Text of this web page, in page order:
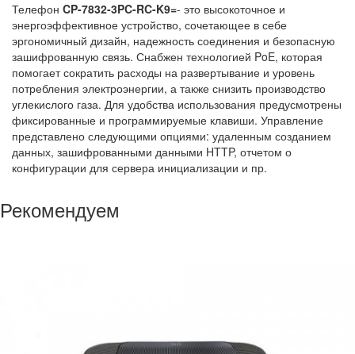
Телефон CP-7832-3PC-RC-K9=- это высокоточное и
энергоэффективное устройство, сочетающее в себе
эргономичный дизайн, надежность соединения и безопасную
зашифрованную связь. Снабжен технологией PoE, которая
помогает сократить расходы на развертывание и уровень
потребления электроэнергии, а также снизить производство
углекислого газа. Для удобства использования предусмотрены
фиксированные и программируемые клавиши. Управление
представлено следующими опциями: удаленным созданием
данных, зашифрованными данными HTTP, отчетом о
конфигурации для сервера инициализации и пр.
Рекомендуем